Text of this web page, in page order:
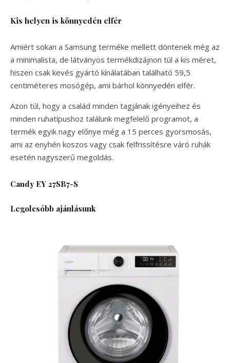
Kis helyen is könnyedén elfér
Amiért sokan a Samsung terméke mellett döntenek még az
a minimalista, de látványos termékdizájnon túl a kis méret,
hiszen csak kevés gyártó kínálatában található 59,5
centiméteres mosógép, ami bárhol könnyedén elfér.
Azon túl, hogy a család minden tagjának igényeihez és
minden ruhatípushoz találunk megfelelő programot, a
termék egyik nagy előnye még a 15 perces gyorsmosás,
ami az enyhén koszos vagy csak felfrissítésre váró ruhák
esetén nagyszerű megoldás.
Candy EY 27SB7-S
Legolcsóbb ajánlásunk